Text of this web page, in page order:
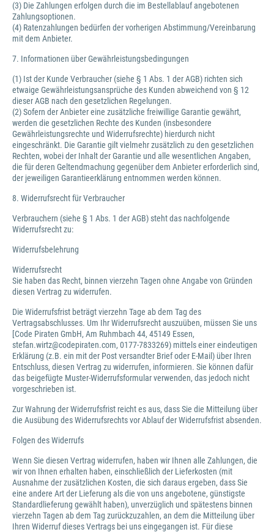
(3) Die Zahlungen erfolgen durch die im Bestellablauf angebotenen
Zahlungsoptionen.
(4) Ratenzahlungen bedürfen der vorherigen Abstimmung/Vereinbarung
mit dem Anbieter.
7. Informationen über Gewährleistungsbedingungen
(1) Ist der Kunde Verbraucher (siehe § 1 Abs. 1 der AGB) richten sich
etwaige Gewährleistungsansprüche des Kunden abweichend von § 12
dieser AGB nach den gesetzlichen Regelungen.
(2) Sofern der Anbieter eine zusätzliche freiwillige Garantie gewährt,
werden die gesetzlichen Rechte des Kunden (insbesondere
Gewährleistungsrechte und Widerrufsrechte) hierdurch nicht
eingeschränkt. Die Garantie gilt vielmehr zusätzlich zu den gesetzlichen
Rechten, wobei der Inhalt der Garantie und alle wesentlichen Angaben,
die für deren Geltendmachung gegenüber dem Anbieter erforderlich sind,
der jeweiligen Garantieerklärung entnommen werden können.
8. Widerrufsrecht für Verbraucher
Verbrauchern (siehe § 1 Abs. 1 der AGB) steht das nachfolgende
Widerrufsrecht zu:
Widerrufsbelehrung
Widerrufsrecht
Sie haben das Recht, binnen vierzehn Tagen ohne Angabe von Gründen
diesen Vertrag zu widerrufen.
Die Widerrufsfrist beträgt vierzehn Tage ab dem Tag des
Vertragsabschlusses. Um Ihr Widerrufsrecht auszuüben, müssen Sie uns
[Code Piraten GmbH, Am Ruhmbach 44, 45149 Essen,
stefan.wirtz@codepiraten.com, 0177-7833269) mittels einer eindeutigen
Erklärung (z.B. ein mit der Post versandter Brief oder E-Mail) über Ihren
Entschluss, diesen Vertrag zu widerrufen, informieren. Sie können dafür
das beigefügte Muster-Widerrufsformular verwenden, das jedoch nicht
vorgeschrieben ist.
Zur Wahrung der Widerrufsfrist reicht es aus, dass Sie die Mitteilung über
die Ausübung des Widerrufsrechts vor Ablauf der Widerrufsfrist absenden.
Folgen des Widerrufs
Wenn Sie diesen Vertrag widerrufen, haben wir Ihnen alle Zahlungen, die
wir von Ihnen erhalten haben, einschließlich der Lieferkosten (mit
Ausnahme der zusätzlichen Kosten, die sich daraus ergeben, dass Sie
eine andere Art der Lieferung als die von uns angebotene, günstigste
Standardlieferung gewählt haben), unverzüglich und spätestens binnen
vierzehn Tagen ab dem Tag zurückzuzahlen, an dem die Mitteilung über
Ihren Widerruf dieses Vertrags bei uns eingegangen ist. Für diese